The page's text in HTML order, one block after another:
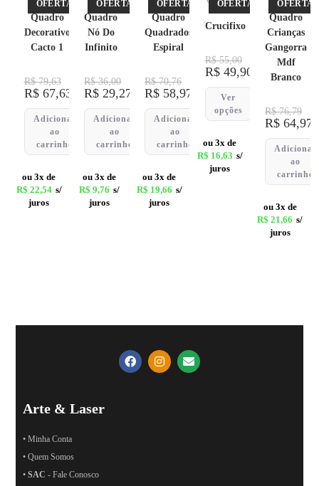
OFERTA!
Quadro
Decorativo
Cacto 1
R$79,63
R$67,63
Adicionar
ao
carrinho
ou 3x de
R$ 22,54 s/
juros
OFERTA!
Quadro
Nó Do
Infinito
R$36,00
R$ 29,27
Adicionar
ao
carrinho
ou 3x de
R$ 9,76 s/
juros
OFERTA!
Quadro
Quadrados
Espiral
R$70,76
R$58,97
Adicionar
ao
carrinho
ou 3x de
R$ 19,66 s/
juros
OFERTA!
s
Crucifixo
R$55,00
R$49,90
Ver
opções
ou 3x de
R$ 16,63 s/
juros
OFERTA!
Quadro
Crianças
Gangorra
Mdf
Branco
R$76,79
R$ 64,97
Adicionar
ao
carrinho
ou 3x de
R$ 21,66 s/
juros
Arte & Laser
• Minha Conta
• Quem Somos
•SAC - Fale Conosco